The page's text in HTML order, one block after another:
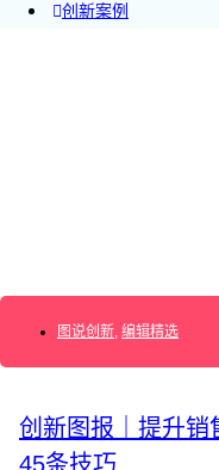
创新案例
转型敏捷组织
运营创新转型
营销创新趋势
图说创新, 编辑精选
创新图报｜提升销
45条技巧